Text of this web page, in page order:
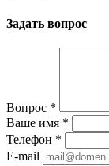
Задать вопрос
Вопрос *
Ваше имя *
Телефон *
E-mail